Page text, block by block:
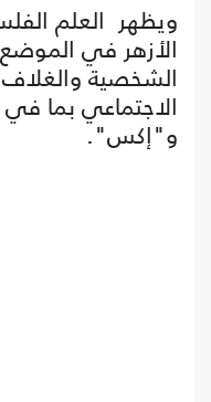
ويظهر العلم
الأزهر في
الشخصية
الاجتماعي بما
و"إكس".